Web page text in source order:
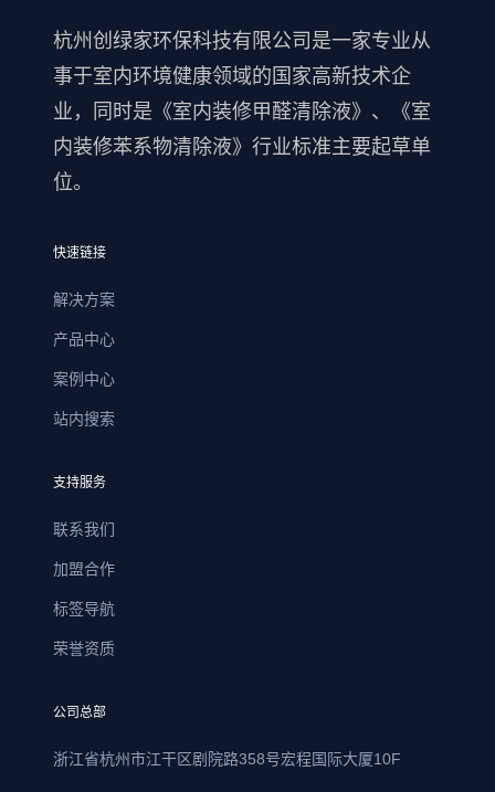
杭州创绿家环保科技有限公司是一家专业从
事于室内环境健康领域的国家高新技术企
业，同时是《室内装修甲醛清除液》、《室
内装修苯系物清除液》行业标准主要起草单
位。
快速链接
解决方案
产品中心
案例中心
站内搜索
支持服务
联系我们
加盟合作
标签导航
荣誉资质
公司总部
浙江省杭州市江干区剧院路358号宏程国际大厦10F